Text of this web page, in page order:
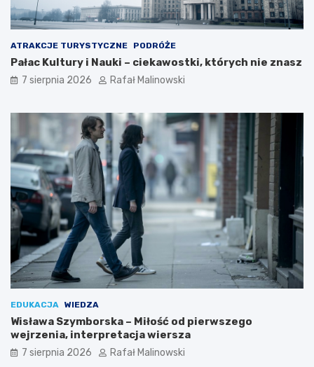
ATRAKCJE TURYSTYCZNE PODRÓŻE
Pałac Kultury i Nauki – ciekawostki, których nie znasz
7 sierpnia 2026 Rafał Malinowski
EDUKACJA WIEDZA
Wisława Szymborska – Miłość od pierwszego
wejrzenia, interpretacja wiersza
7 sierpnia 2026 Rafał Malinowski